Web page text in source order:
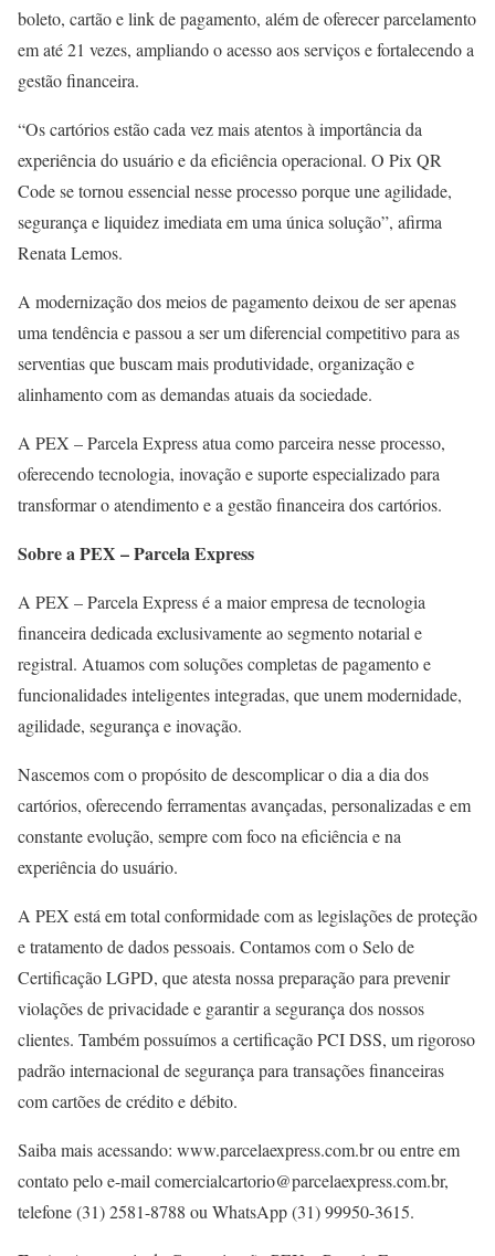
boleto, cartão e link de pagamento, além de oferecer parcelamento
em até 21 vezes, ampliando o acesso aos serviços e fortalecendo a
gestão financeira.
“Os cartórios estão cada vez mais atentos à importância da
experiência do usuário e da eficiência operacional. O Pix QR
Code se tornou essencial nesse processo porque une agilidade,
segurança e liquidez imediata em uma única solução”, afirma
Renata Lemos.
A modernização dos meios de pagamento deixou de ser apenas
uma tendência e passou a ser um diferencial competitivo para as
serventias que buscam mais produtividade, organização e
alinhamento com as demandas atuais da sociedade.
A PEX – Parcela Express atua como parceira nesse processo,
oferecendo tecnologia, inovação e suporte especializado para
transformar o atendimento e a gestão financeira dos cartórios.
Sobre a PEX – Parcela Express
A PEX – Parcela Express é a maior empresa de tecnologia
financeira dedicada exclusivamente ao segmento notarial e
registral. Atuamos com soluções completas de pagamento e
funcionalidades inteligentes integradas, que unem modernidade,
agilidade, segurança e inovação.
Nascemos com o propósito de descomplicar o dia a dia dos
cartórios, oferecendo ferramentas avançadas, personalizadas e em
constante evolução, sempre com foco na eficiência e na
experiência do usuário.
A PEX está em total conformidade com as legislações de proteção
e tratamento de dados pessoais. Contamos com o Selo de
Certificação LGPD, que atesta nossa preparação para prevenir
violações de privacidade e garantir a segurança dos nossos
clientes. Também possuímos a certificação PCI DSS, um rigoroso
padrão internacional de segurança para transações financeiras
com cartões de crédito e débito.
Saiba mais acessando: www.parcelaexpress.com.br ou entre em
contato pelo e-mail comercialcartorio@parcelaexpress.com.br,
telefone (31) 2581-8788 ou WhatsApp (31) 99950-3615.